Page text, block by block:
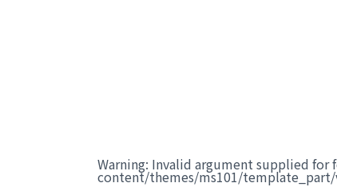
Warning: Invalid argument supplied for
content/themes/ms101/